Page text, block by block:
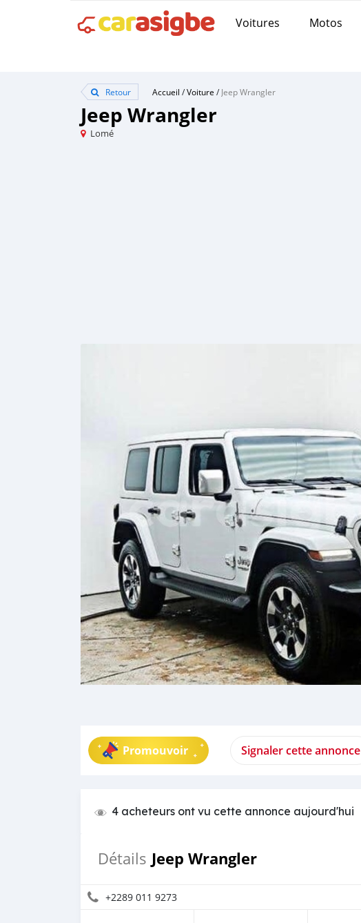
Voitures Motos
Retour Accueil /Voiture /Jeep Wrangler
Jeep Wrangler
Lomé
Promouvoir Signaler cette annonce
4 acheteurs ont vu cette annonce aujourd'hui
Détails Jeep Wrangler
+2289 011 9273